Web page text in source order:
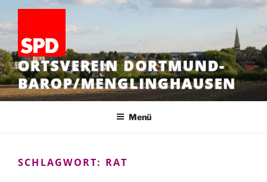
Zum
Inhalt
springen
ORTSVEREIN DORTMUND-
BAROP/MENGLINGHAUSEN
Menü
SCHLAGWORT: RAT